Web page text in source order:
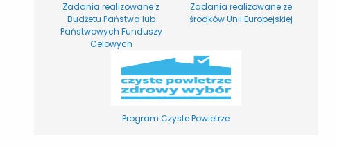
Zadania realizowane z
Budżetu Państwa lub
Państwowych Funduszy
Celowych
Zadania realizowane ze
środków Unii Europejskiej
Program Czyste Powietrze